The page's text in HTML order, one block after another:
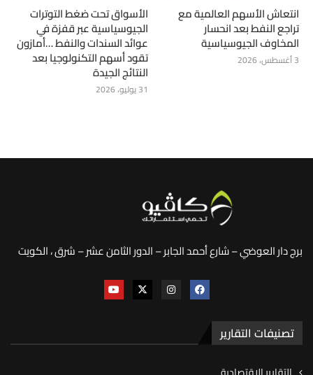
انتعاش الأسهم العالمية مع
تراجع النفط بعد انحسار
المخاوف الجيوسياسية
3 أغسطس، 2026
الأسواق تحت ضغط التوترات
الجيوسياسية عبر قفزة في
عوائد السندات والنفط …أمازون
تقود أسهم التكنولوجيا بعد
النتائج الجيدة
31 يوليو، 2026
برج دار العوضي – شارع أحمد الجابر – الدور الثامن عشر – شرق ، الكويت
تصنيفات التقارير